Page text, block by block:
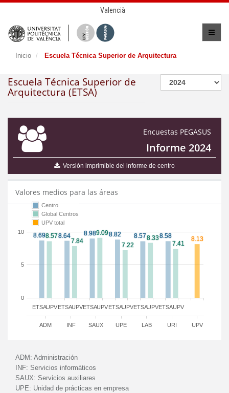
Valencià
Inicio Escuela Técnica Superior de Arquitectura
Escuela Técnica Superior de
Arquitectura (ETSA)
Encuestas PEGASUS
Informe 2024
Versión imprimible del informe de centro
Valores medios para las áreas
ETSA ETSA ETSA ETSA ETSA ETSA
UPV UPV UPV UPV UPV UPV
ADM INF SAUX UPE LAB URI UPV
0
5
10
Centro
Global Centros
UPV total
ADM: Administración
INF: Servicios informáticos
SAUX: Servicios auxiliares
UPE: Unidad de prácticas en empresa